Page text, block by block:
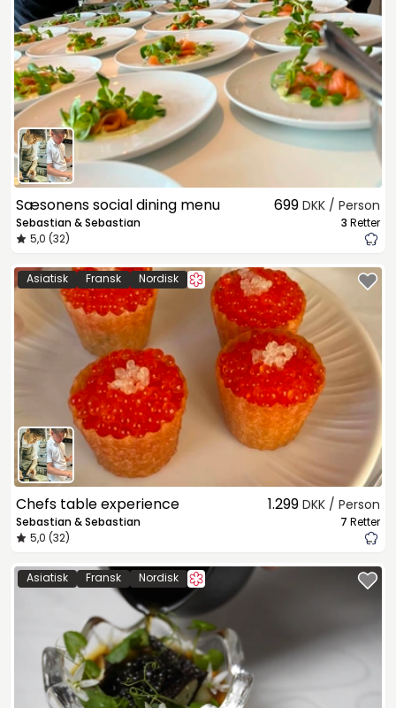
Sæsonens social dining menu
Sebastian & Sebastian
5,0 (32)
699 DKK / Person
3 Retter
Asiatisk Fransk Nordisk
Chefs table experience
Sebastian & Sebastian
5,0 (32)
1.299 DKK / Person
7 Retter
Asiatisk Fransk Nordisk